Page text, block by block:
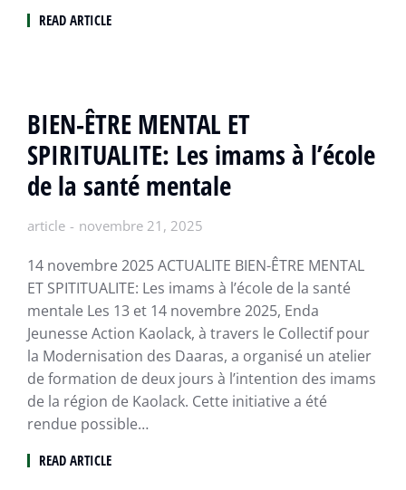
READ ARTICLE
BIEN-ÊTRE MENTAL ET
SPIRITUALITE: Les imams à l’école
de la santé mentale
article novembre 21, 2025
14 novembre 2025 ACTUALITE BIEN-ÊTRE MENTAL
ET SPITITUALITE: Les imams à l’école de la santé
mentale Les 13 et 14 novembre 2025, Enda
Jeunesse Action Kaolack, à travers le Collectif pour
la Modernisation des Daaras, a organisé un atelier
de formation de deux jours à l’intention des imams
de la région de Kaolack. Cette initiative a été
rendue possible…
READ ARTICLE